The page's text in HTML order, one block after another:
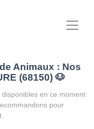
Animaux : Nos
(68150) 🐶
disponibles en ce moment
pour